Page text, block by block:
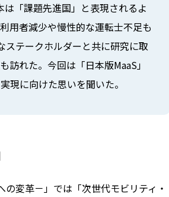
「課題先進国」と表現されるよ
用者減少や慢性的な運転士不足も
ステークホルダーと共に研究に取
れた。今回は「日本版MaaS」
現に向けた思いを聞いた。
変革－」では「次世代モビリティ・